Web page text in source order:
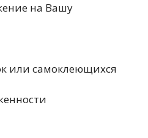
на Вашу
или самоклеющихся